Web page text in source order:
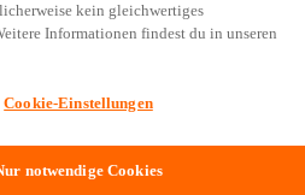
kein gleichwertiges
Informationen findest du in unseren
Cookie-Einstellungen
notwendige Cookies